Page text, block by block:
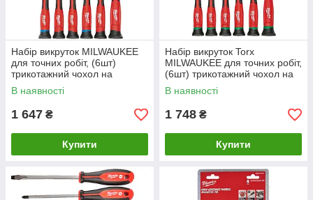
Набір викруток MILWAUKEE
для точних робіт, (6шт)
трикотажний чохол на
блискавці
В наявності
1 647 ₴
Купити
Набір викруток Torx
MILWAUKEE для точних робіт,
(6шт) трикотажний чохол на
блискавці
В наявності
1 748 ₴
Купити